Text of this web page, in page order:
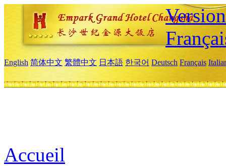
English 简体中文 繁體中文 日本語 한국어 Deutsch Français
Accueil